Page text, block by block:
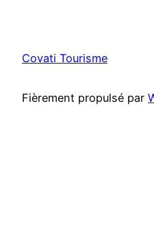
Covati Tourisme
Fièrement propulsé par